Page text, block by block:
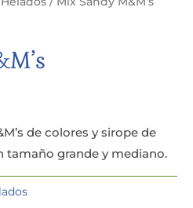
de colores y sirope de
tamaño grande y mediano.